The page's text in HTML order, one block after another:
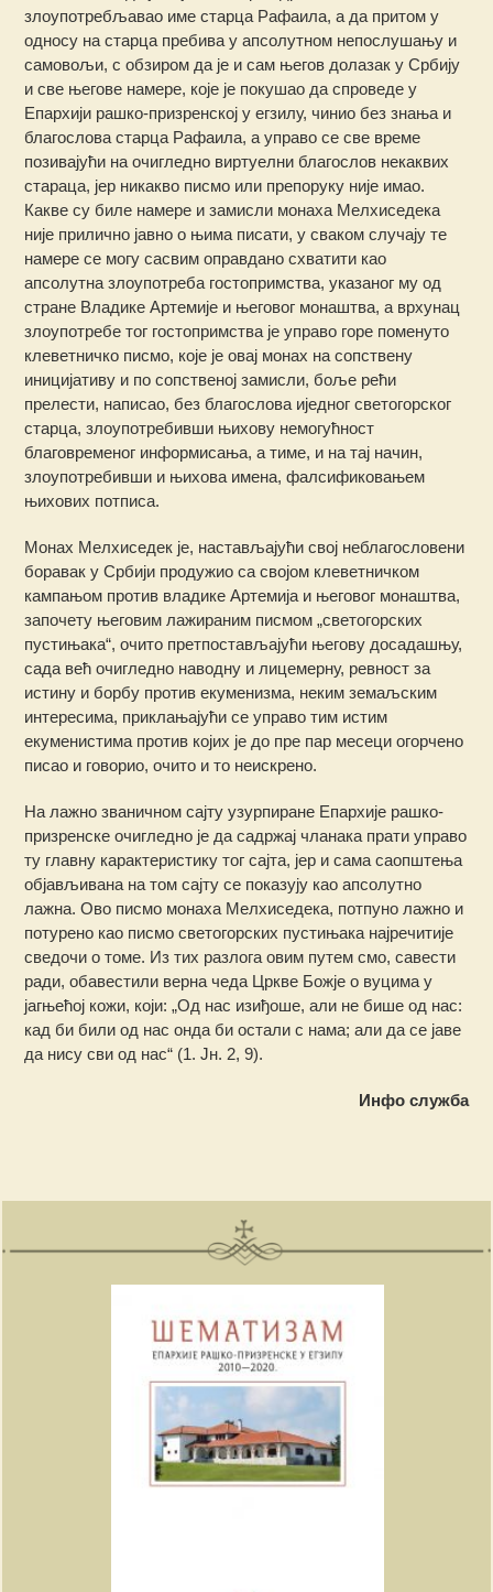
злоупотребљавао име старца Рафаила, а да притом у
односу на старца пребива у апсолутном непослушању и
самовољи, с обзиром да је и сам његов долазак у Србију
и све његове намере, које је покушао да спроведе у
Епархији рашко-призренској у егзилу, чинио без знања и
благослова старца Рафаила, а управо се све време
позивајући на очигледно виртуелни благослов некаквих
стараца, јер никакво писмо или препоруку није имао.
Какве су биле намере и замисли монаха Мелхиседека
није прилично јавно о њима писати, у сваком случају те
намере се могу сасвим оправдано схватити као
апсолутна злоупотреба гостопримства, указаног му од
стране Владике Артемије и његовог монаштва, а врхунац
злоупотребе тог гостопримства је управо горе поменуто
клеветничко писмо, које је овај монах на сопствену
иницијативу и по сопственој замисли, боље рећи
прелести, написао, без благослова иједног светогорског
старца, злоупотребивши њихову немогућност
благовременог информисања, а тиме, и на тај начин,
злоупотребивши и њихова имена, фалсификовањем
њихових потписа.
Монах Мелхиседек је, настављајући свој неблагословени
боравак у Србији продужио са својом клеветничком
кампањом против владике Артемија и његовог монаштва,
започету његовим лажираним писмом „светогорских
пустињака“, очито претпостављајући његову досадашњу,
сада већ очигледно наводну и лицемерну, ревност за
истину и борбу против екуменизма, неким земаљским
интересима, приклањајући се управо тим истим
екуменистима против којих је до пре пар месеци огорчено
писао и говорио, очито и то неискрено.
На лажно званичном сајту узурпиране Епархије рашко-
призренске очигледно је да садржај чланака прати управо
ту главну карактеристику тог сајта, јер и сама саопштења
објављивана на том сајту се показују као апсолутно
лажна. Ово писмо монаха Мелхиседека, потпуно лажно и
потурено као писмо светогорских пустињака најречитије
сведочи о томе. Из тих разлога овим путем смо, савести
ради, обавестили верна чеда Цркве Божје о вуцима у
јагњећој кожи, који: „Од нас изиђоше, али не бише од нас:
кад би били од нас онда би остали с нама; али да се јаве
да нису сви од нас“ (1. Јн. 2, 9).
Инфо служба